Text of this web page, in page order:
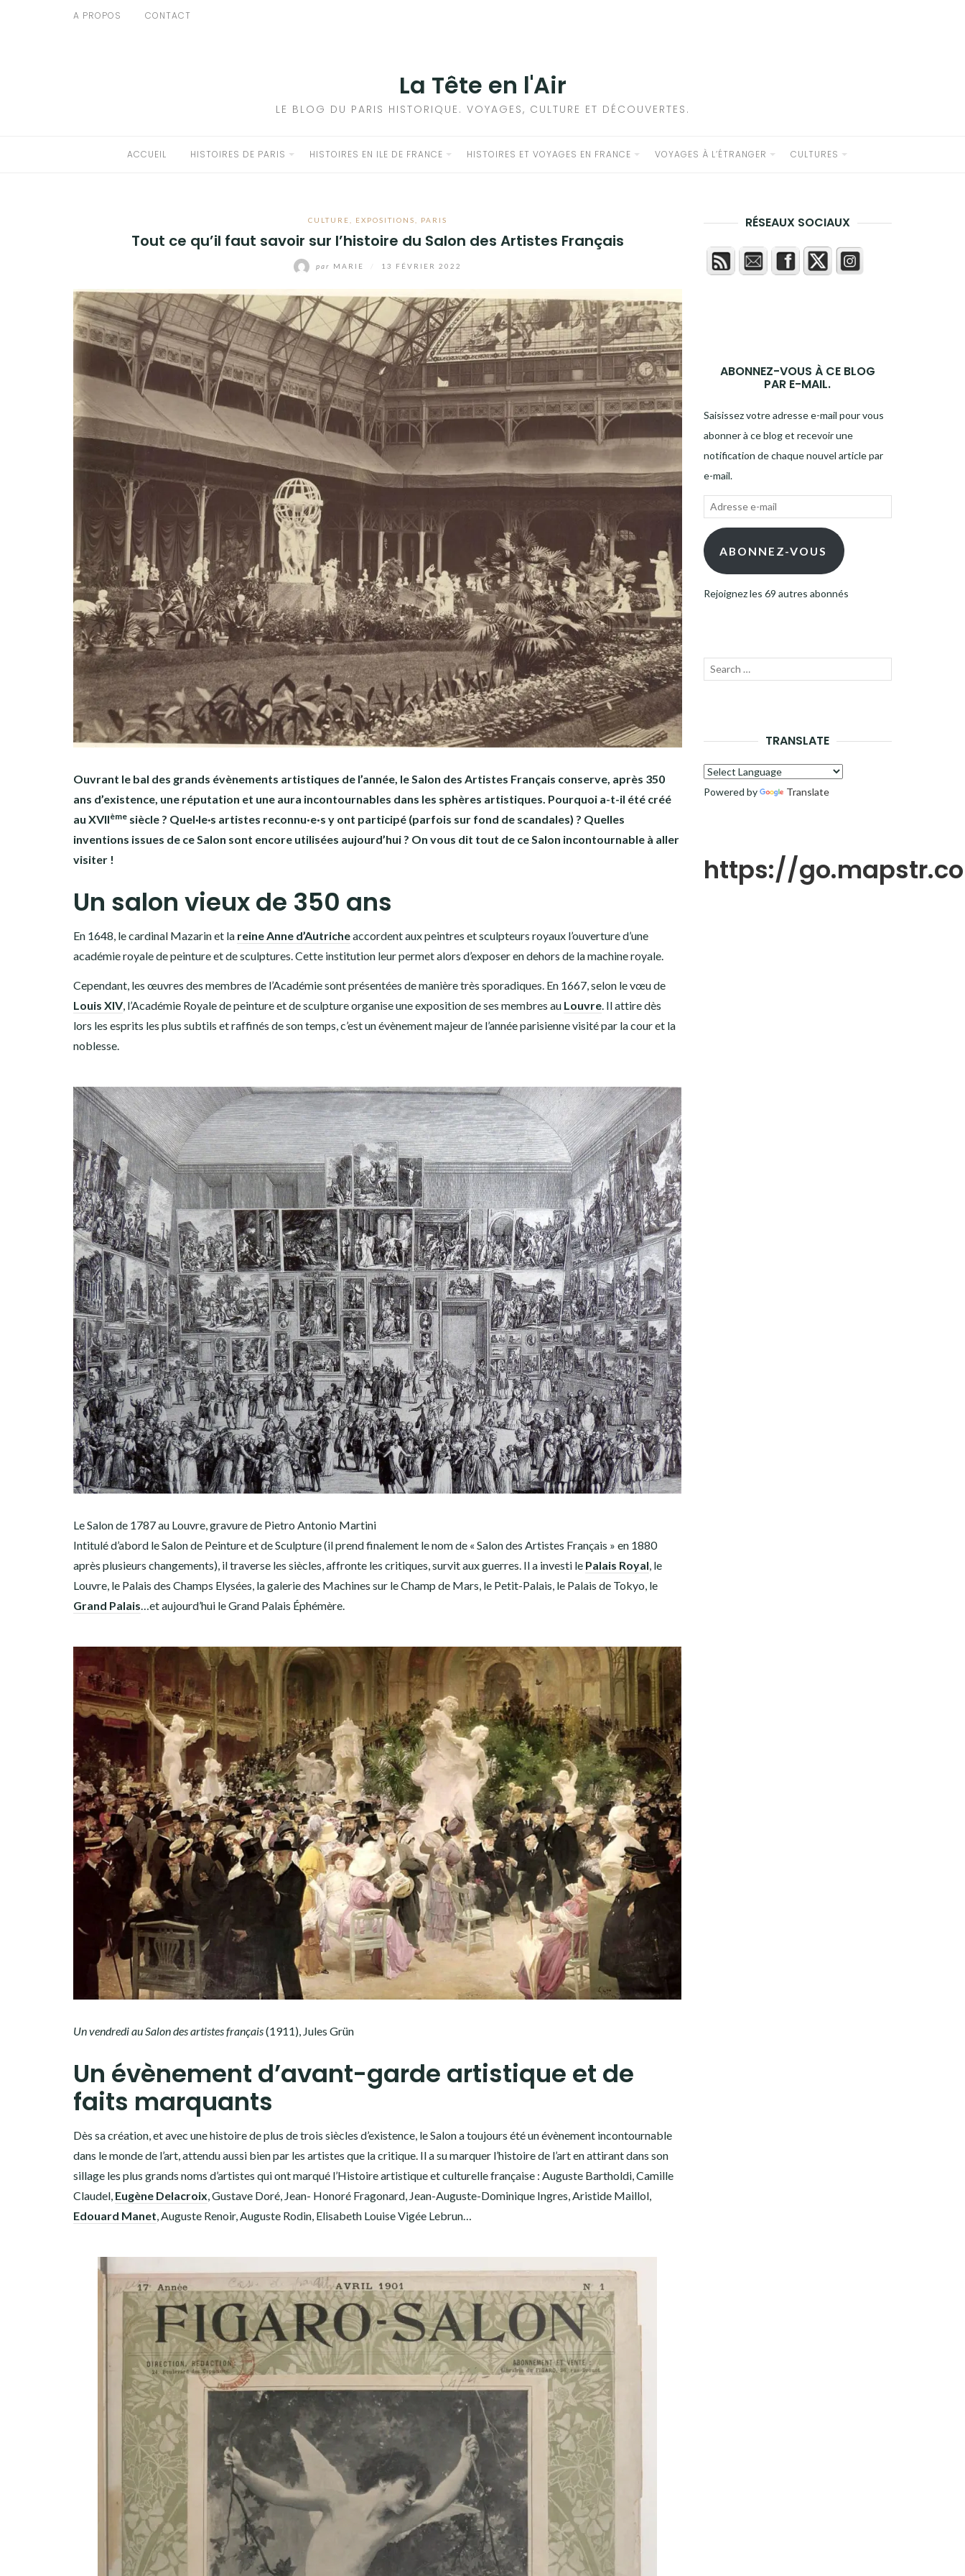
A PROPOS CONTACT
La Tête en l'Air
LE BLOG DU PARIS HISTORIQUE. VOYAGES, CULTURE ET DÉCOUVERTES.
ACCUEIL HISTOIRES DE PARIS HISTOIRES EN ILE DE FRANCE HISTOIRES ET VOYAGES EN FRANCE VOYAGES À L’ÉTRANGER CULTURES
CULTURE EXPOSITIONS PARIS
Tout ce qu’il faut savoir sur l’histoire du Salon des Artistes Français
par MARIE 13 FÉVRIER 2022
Ouvrant le bal des grands évènements artistiques de l’année, le Salon des Artistes Français conserve, après 350
ans d’existence, une réputation et une aura incontournables dans les sphères artistiques. Pourquoi a-t-il été créé
au XVIIème siècle ? Quel·le·s artistes reconnu·e·s y ont participé (parfois sur fond de scandales) ? Quelles
inventions issues de ce Salon sont encore utilisées aujourd’hui ? On vous dit tout de ce Salon incontournable à aller
visiter !
Un salon vieux de 350 ans
En 1648, le cardinal Mazarin et la reine Anne d’Autricheaccordent aux peintres et sculpteurs royaux l’ouverture d’une
académie royale de peinture et de sculptures. Cette institution leur permet alors d’exposer en dehors de la machine royale.
Cependant, les œuvres des membres de l’Académie sont présentées de manière très sporadiques. En 1667, selon le vœu de
Louis XIV, l’Académie Royale de peinture et de sculpture organise une exposition de ses membres au Louvre. Il attire dès
lors les esprits les plus subtils et raffinés de son temps, c’est un évènement majeur de l’année parisienne visité par la cour et la
noblesse.
Le Salon de 1787 au Louvre, gravure de Pietro Antonio Martini
Intitulé d’abord le Salon de Peinture et de Sculpture (il prend finalement le nom de « Salon des Artistes Français » en 1880
après plusieurs changements), il traverse les siècles, affronte les critiques, survit aux guerres. Il a investi le Palais Royal, le
Louvre, le Palais des Champs Elysées, la galerie des Machines sur le Champ de Mars, le Petit-Palais, le Palais de Tokyo, le
Grand Palais…et aujourd’hui le Grand Palais Éphémère.
Un vendredi au Salon des artistes français(1911), Jules Grün
Un évènement d’avant-garde artistique et de
faits marquants
Dès sa création, et avec une histoire de plus de trois siècles d’existence, le Salon a toujours été un évènement incontournable
dans le monde de l’art, attendu aussi bien par les artistes que la critique. Il a su marquer l’histoire de l’art en attirant dans son
sillage les plus grands noms d’artistes qui ont marqué l’Histoire artistique et culturelle française : Auguste Bartholdi, Camille
Claudel, Eugène Delacroix, Gustave Doré, Jean- Honoré Fragonard, Jean-Auguste-Dominique Ingres, Aristide Maillol,
Edouard Manet, Auguste Renoir, Auguste Rodin, Elisabeth Louise Vigée Lebrun…
RÉSEAUX SOCIAUX
ABONNEZ-VOUS À CE BLOG
PAR E-MAIL.
Saisissez votre adresse e-mail pour vous
abonner à ce blog et recevoir une
notification de chaque nouvel article par
e-mail.
Adresse
mail ABONNEZ-VOUS
Rejoignez les 69 autres abonnés
Recherche
TRANSLATE
Powered by Translate
https://